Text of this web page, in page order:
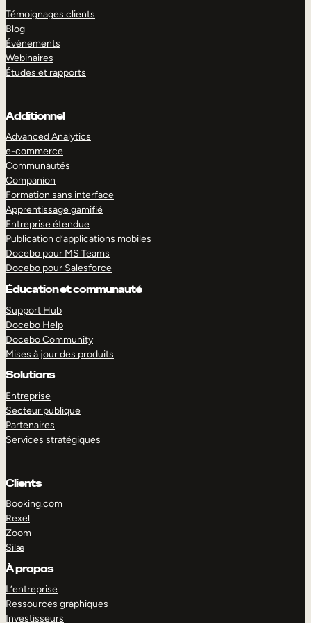
Témoignages clients
Blog
Événements
Webinaires
Études et rapports
Additionnel
Advanced Analytics
e-commerce
Communautés
Companion
Formation sans interface
Apprentissage gamifié
Entreprise étendue
Publication d’applications mobiles
Docebo pour MS Teams
Docebo pour Salesforce
Éducation et communauté
Support Hub
Docebo Help
Docebo Community
Mises à jour des produits
Solutions
Entreprise
Secteur publique
Partenaires
Services stratégiques
Clients
Booking.com
Rexel
Zoom
Silæ
À propos
L’entreprise
Ressources graphiques
Investisseurs